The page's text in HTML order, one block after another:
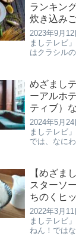
ランキン
炊き込み
ど）まい
12日
2023年9月
ましテレビ
はクラシル
ちらクラシ
TOP5第５
めざまし
ーアルホ
ティブ）
派!?5月24
2024年5月
ましテレビ
では、なに
限定のスイ
派と、マリ
【めざま
スターソ
ちのくヒ
解明！3月
2022年3月
ましテレビ
ねん！では